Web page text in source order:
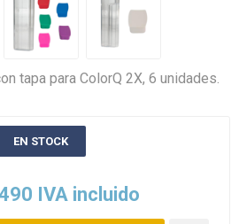
tapa para ColorQ 2X, 6 unidades.
EN STOCK
IVA incluido